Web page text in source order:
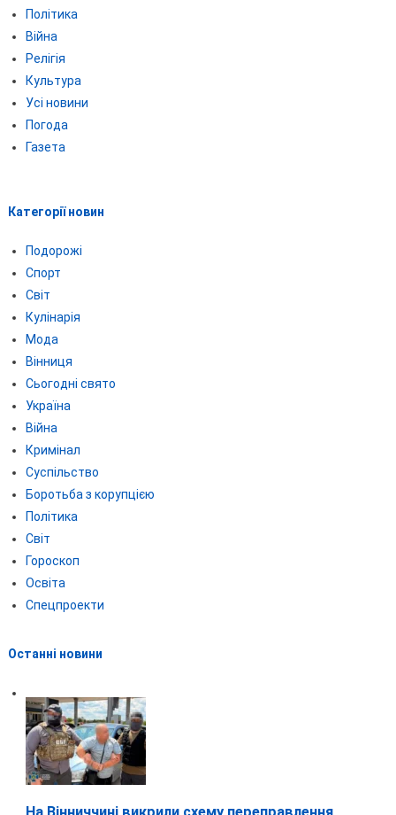
Політика
Війна
Релігія
Культура
Усі новини
Погода
Газета
Категорії новин
Подорожі
Спорт
Світ
Кулінарія
Мода
Вінниця
Сьогодні свято
Україна
Війна
Кримінал
Суспільство
Боротьба з корупцією
Політика
Світ
Гороскоп
Освіта
Спецпроекти
Останні новини